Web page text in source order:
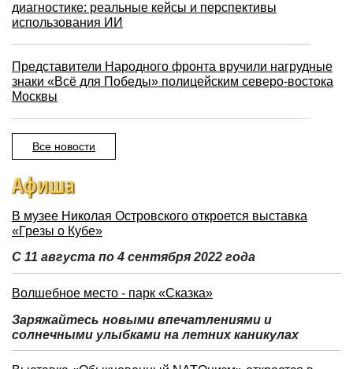
диагностике: реальные кейсы и перспективы
использования ИИ
Представители Народного фронта вручили нагрудные
знаки «Всё для Победы» полицейским северо-востока
Москвы
Все новости
Афиша
В музее Николая Островского откроется выставка
«Грезы о Кубе»
С 11 августа по 4 сентября 2022 года
Волшебное место - парк «Сказка»
Заряжайтесь новыми впечатлениями и
солнечными улыбками на летних каникулах